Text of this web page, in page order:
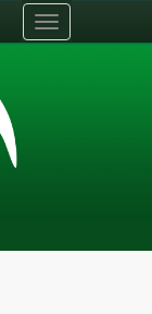
Toggle
navigation